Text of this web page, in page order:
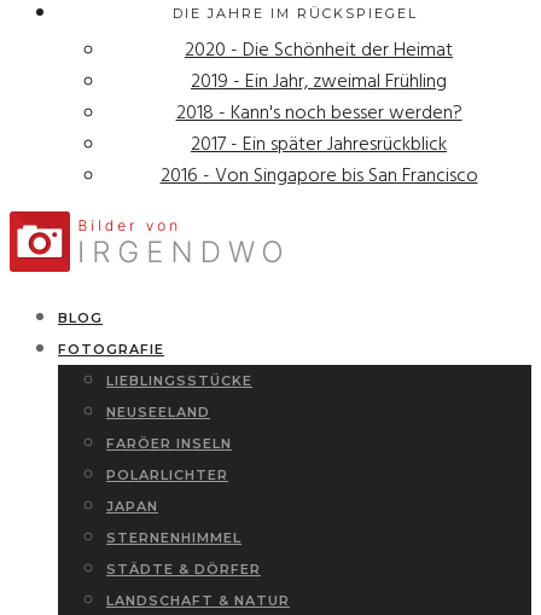
DIE JAHRE IM RÜCKSPIEGEL
2020 - Die Schönheit der Heimat
2019 - Ein Jahr, zweimal Frühling
2018 - Kann's noch besser werden?
2017 - Ein später Jahresrückblick
2016 - Von Singapore bis San Francisco
BLOG
FOTOGRAFIE
LIEBLINGSSTÜCKE
NEUSEELAND
FARÖER INSELN
POLARLICHTER
JAPAN
STERNENHIMMEL
STÄDTE & DÖRFER
LANDSCHAFT & NATUR